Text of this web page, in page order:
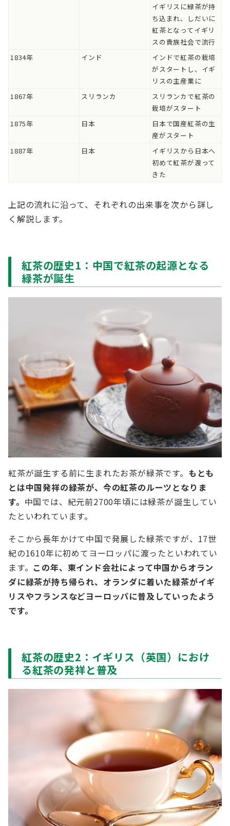
イギリスに緑茶が持
ち込まれ、しだいに
紅茶となってイギリ
スの貴族社会で流行
1834年
インド
インドで紅茶の栽培
がスタートし、イギ
リスの主産業に
1867年
スリランカ
スリランカで紅茶の
栽培がスタート
1875年
日本
日本で国産紅茶の生
産がスタート
1887年
日本
イギリスから日本へ
初めて紅茶が渡って
きた
上記の流れに沿って、それぞれの出来事を次から詳し
く解説します。
紅茶の歴史1：中国で紅茶の起源となる
緑茶が誕生
紅茶が誕生する前に生まれたお茶が緑茶です。 もとも
とは中国発祥の緑茶が、今の紅茶のルーツとなりま
す。 中国では、紀元前2700年頃には緑茶が誕生してい
たといわれています。
そこから長年かけて中国で発展した緑茶ですが、17世
紀の1610年に初めてヨーロッパに渡ったといわれてい
ます。 この年、東インド会社によって中国からオラン
ダに緑茶が持ち帰られ、オランダに着いた緑茶がイギ
リスやフランスなどヨーロッパに普及していったよう
です。
紅茶の歴史2：イギリス（英国）におけ
る紅茶の発祥と普及